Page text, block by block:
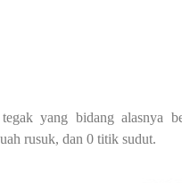
yang bidang alasnya
rusuk, dan 0 titik sudut.